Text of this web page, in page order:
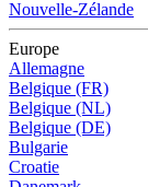
Nouvelle-Zélande
Europe
Allemagne
Belgique (FR)
Belgique (NL)
Belgique (DE)
Bulgarie
Croatie